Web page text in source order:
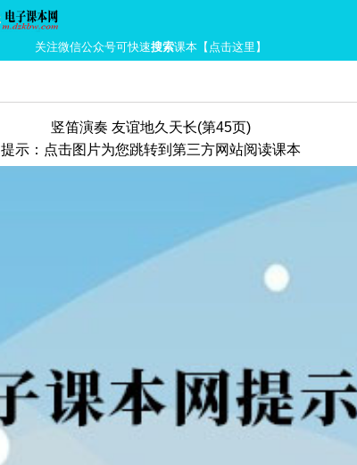
关注微信公众号可快速搜索课本【点击这里】
竖笛演奏 友谊地久天长(第45页)
提示：点击图片为您跳转到第三方网站阅读课本